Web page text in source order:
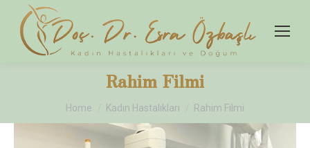
Rahim Filmi
You are here:
Home Kadın Hastalıkları Rahim Filmi